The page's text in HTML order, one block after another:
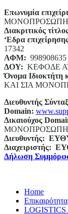
Επωνυμία
ΜΟΝΟΠΡΟΣΩΠΗ
Διακριτικός
‘Eδρα
17342
ΑΦΜ: 998908635
ΔΟΥ: ΚΕΦΟΔΕ
Όνομα
ΚΑΙ ΣΙΑ
Διευθυντής
Domain:
Δικαιούχος
ΜΟΝΟΠΡΟΣΩΠΗ
Διευθυντής:
Διαχειριστής:
Δήλωση
Home
Επικαιρότητα